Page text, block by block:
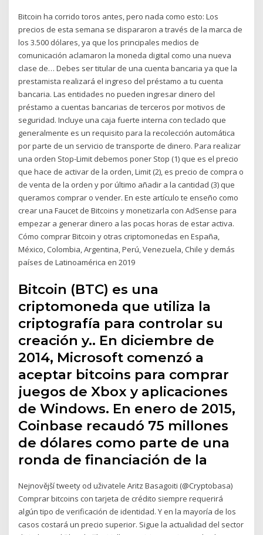
Bitcoin ha corrido toros antes, pero nada como esto: Los
precios de esta semana se dispararon a través de la marca de
los 3.500 dólares, ya que los principales medios de
comunicación aclamaron la moneda digital como una nueva
clase de… Debes ser titular de una cuenta bancaria ya que la
prestamista realizará el ingreso del préstamo a tu cuenta
bancaria. Las entidades no pueden ingresar dinero del
préstamo a cuentas bancarias de terceros por motivos de
seguridad. Incluye una caja fuerte interna con teclado que
generalmente es un requisito para la recolección automática
por parte de un servicio de transporte de dinero. Para realizar
una orden Stop-Limit debemos poner Stop (1) que es el precio
que hace de activar de la orden, Limit (2), es precio de compra o
de venta de la orden y por último añadir a la cantidad (3) que
queramos comprar o vender. En este artículo te enseño como
crear una Faucet de Bitcoins y monetizarla con AdSense para
empezar a generar dinero a las pocas horas de estar activa.
Cómo comprar Bitcoin y otras criptomonedas en España,
México, Colombia, Argentina, Perú, Venezuela, Chile y demás
países de Latinoamérica en 2019
Bitcoin (BTC) es una
criptomoneda que utiliza la
criptografía para controlar su
creación y.. En diciembre de
2014, Microsoft comenzó a
aceptar bitcoins para comprar
juegos de Xbox y aplicaciones
de Windows. En enero de 2015,
Coinbase recaudó 75 millones
de dólares como parte de una
ronda de financiación de la
Nejnovější tweety od uživatele Aritz Basagoiti (@Cryptobasa)
Comprar bitcoins con tarjeta de crédito siempre requerirá
algún tipo de verificación de identidad. Y en la mayoría de los
casos costará un precio superior. Sigue la actualidad del sector